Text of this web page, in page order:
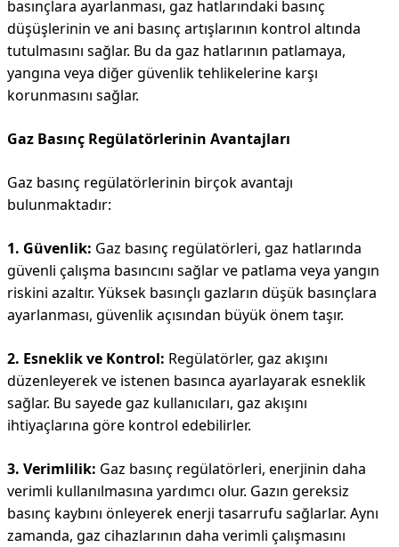
basınçlara ayarlanması, gaz hatlarındaki basınç
düşüşlerinin ve ani basınç artışlarının kontrol altında
tutulmasını sağlar. Bu da gaz hatlarının patlamaya,
yangına veya diğer güvenlik tehlikelerine karşı
korunmasını sağlar.
Gaz Basınç Regülatörlerinin Avantajları
Gaz basınç regülatörlerinin birçok avantajı
bulunmaktadır:
1. Güvenlik: Gaz basınç regülatörleri, gaz hatlarında
güvenli çalışma basıncını sağlar ve patlama veya yangın
riskini azaltır. Yüksek basınçlı gazların düşük basınçlara
ayarlanması, güvenlik açısından büyük önem taşır.
2. Esneklik ve Kontrol: Regülatörler, gaz akışını
düzenleyerek ve istenen basınca ayarlayarak esneklik
sağlar. Bu sayede gaz kullanıcıları, gaz akışını
ihtiyaçlarına göre kontrol edebilirler.
3. Verimlilik: Gaz basınç regülatörleri, enerjinin daha
verimli kullanılmasına yardımcı olur. Gazın gereksiz
basınç kaybını önleyerek enerji tasarrufu sağlarlar. Aynı
zamanda, gaz cihazlarının daha verimli çalışmasını